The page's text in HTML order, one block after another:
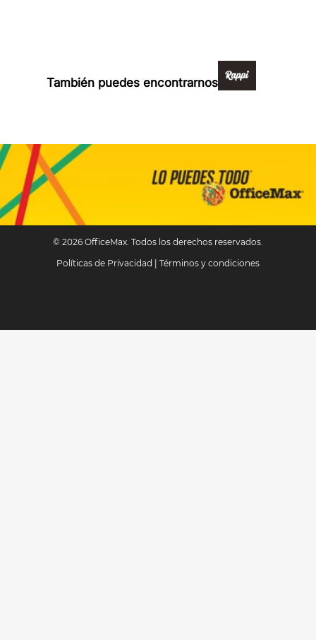
También puedes encontrarnos en:
© 2026 OfficeMax. Todos los derechos reservados.
Políticas de Privacidad
Términos y condiciones